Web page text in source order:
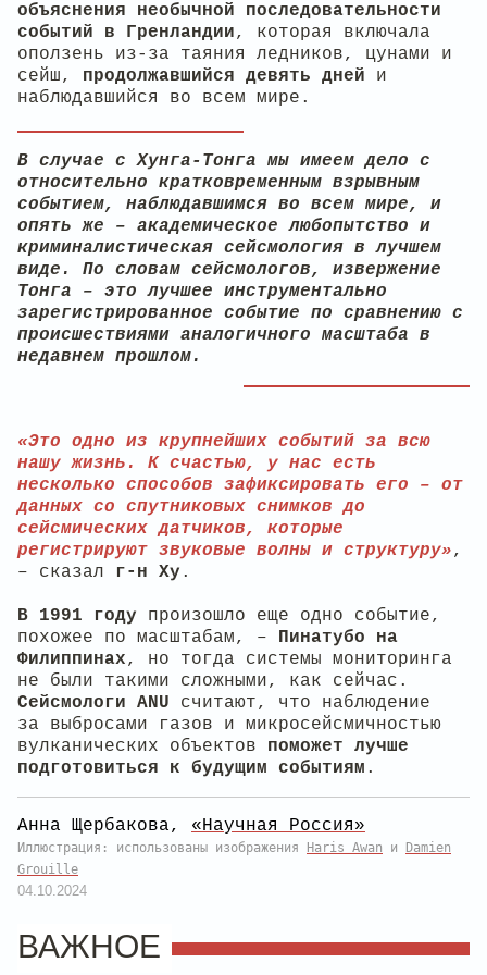
объяснения необычной последовательности
событий в Гренландии, которая включала
оползень из-за таяния ледников, цунами и
сейш, продолжавшийся девять дней и
наблюдавшийся во всем мире.
В случае с Хунга-Тонга мы имеем дело с
относительно кратковременным взрывным
событием, наблюдавшимся во всем мире, и
опять же – академическое любопытство и
криминалистическая сейсмология в лучшем
виде. По словам сейсмологов, извержение
Тонга – это лучшее инструментально
зарегистрированное событие по сравнению с
происшествиями аналогичного масштаба в
недавнем прошлом.
«Это одно из крупнейших событий за всю
нашу жизнь. К счастью, у нас есть
несколько способов зафиксировать его – от
данных со спутниковых снимков до
сейсмических датчиков, которые
регистрируют звуковые волны и структуру»,
– сказал
г-н Ху .
В 1991 году произошло еще одно событие,
похожее по масштабам, – Пинатубо на
Филиппинах, но тогда системы мониторинга
не были такими сложными, как сейчас.
Сейсмологи ANU считают, что наблюдение
за выбросами газов и микросейсмичностью
вулканических объектов поможет лучше
подготовиться к будущим событиям .
Анна Щербакова, «Научная Россия»
Иллюстрация: использованы изображения Haris Awan и
Damien
Grouille
04.10.2024
ВАЖНОЕ